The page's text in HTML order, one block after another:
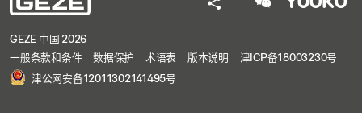
GEZE 中国 2026
一般条款和条件
数据保护 术语表 版本说明
津ICP备18003230号
津公网安备12011302141495号